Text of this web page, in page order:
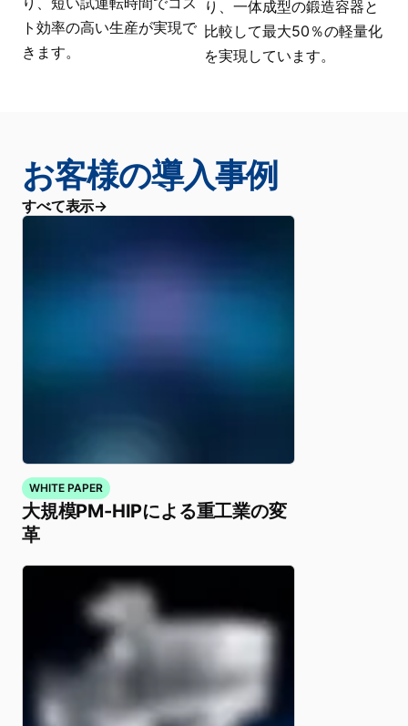
ト効率の高い生産が実現で
きます。
り、一体成型の鍛造容器と
比較して最大50％の軽量化
を実現しています。
お客様の導入事例
すべて表示
WHITE PAPER
大規模PM-HIPによる重工業の変
革